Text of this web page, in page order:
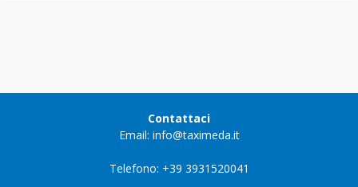
Contattaci
Email: info@taximeda.it
Telefono: +39 3931520041